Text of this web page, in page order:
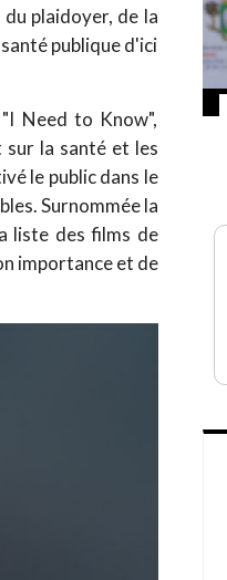
plaidoyer, de la
publique d'ici
Need to Know",
sur la santé et les
le public dans le
Surnommée la
liste des films de
importance et de